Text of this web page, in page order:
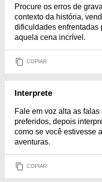
Procure os erros de
contexto da história,
dificuldades enfrentadas
aquela cena incrível.
COPIAR
Interprete
Fale em voz alta as
preferidos, depois
como se você estivesse
aventuras.
COPIAR